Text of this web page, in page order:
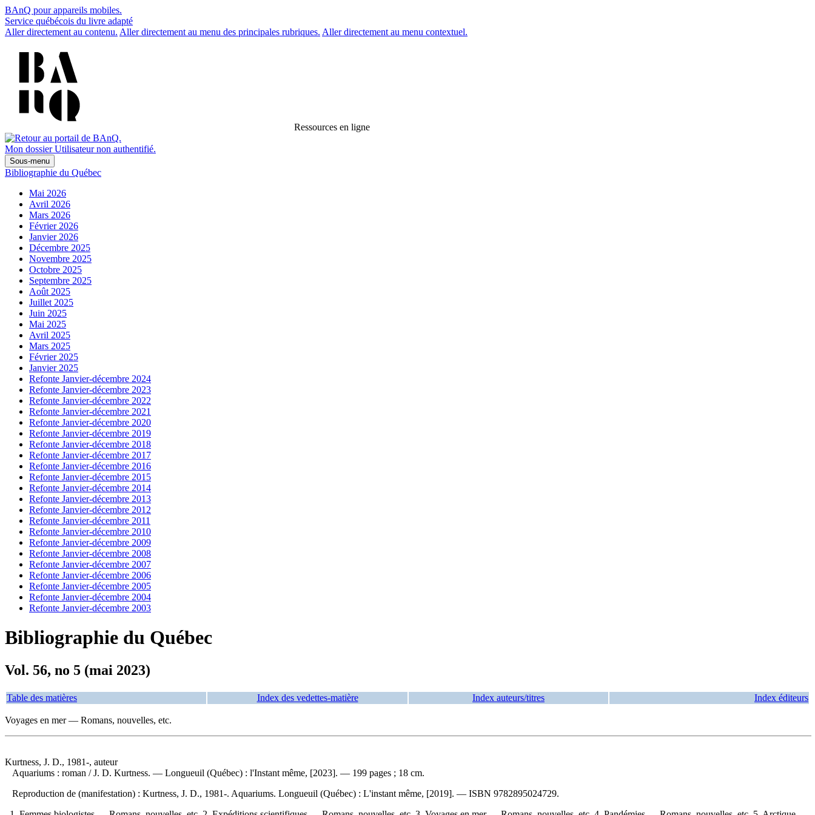
BAnQ pour appareils mobiles.
Service québécois du livre adapté
Aller directement au contenu. Aller directement au menu des principales rubriques. Aller directement au menu contextuel.
Ressources en ligne
Mon dossier Utilisateur non authentifié.
Sous-menu
Bibliographie du Québec
Mai 2026
Avril 2026
Mars 2026
Février 2026
Janvier 2026
Décembre 2025
Novembre 2025
Octobre 2025
Septembre 2025
Août 2025
Juillet 2025
Juin 2025
Mai 2025
Avril 2025
Mars 2025
Février 2025
Janvier 2025
Refonte Janvier-décembre 2024
Refonte Janvier-décembre 2023
Refonte Janvier-décembre 2022
Refonte Janvier-décembre 2021
Refonte Janvier-décembre 2020
Refonte Janvier-décembre 2019
Refonte Janvier-décembre 2018
Refonte Janvier-décembre 2017
Refonte Janvier-décembre 2016
Refonte Janvier-décembre 2015
Refonte Janvier-décembre 2014
Refonte Janvier-décembre 2013
Refonte Janvier-décembre 2012
Refonte Janvier-décembre 2011
Refonte Janvier-décembre 2010
Refonte Janvier-décembre 2009
Refonte Janvier-décembre 2008
Refonte Janvier-décembre 2007
Refonte Janvier-décembre 2006
Refonte Janvier-décembre 2005
Refonte Janvier-décembre 2004
Refonte Janvier-décembre 2003
Bibliographie du Québec
Vol. 56, no 5 (mai 2023)
Table des matières Index des vedettes-matière Index auteurs/titres Index éditeurs
Voyages en mer — Romans, nouvelles, etc.
Kurtness, J. D., 1981-, auteur
Aquariums : roman / J. D. Kurtness. — Longueuil (Québec) : l'Instant même, [2023]. — 199 pages ; 18 cm.
Reproduction de (manifestation) : Kurtness, J. D., 1981-. Aquariums. Longueuil (Québec) : L'instant même, [2019]. — ISBN 9782895024729.